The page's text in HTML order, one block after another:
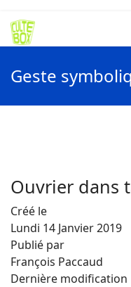
Geste
Ouvrier dans
Créé le
Lundi 14 Janvier 2019
Publié par
François Paccaud
Dernière modification